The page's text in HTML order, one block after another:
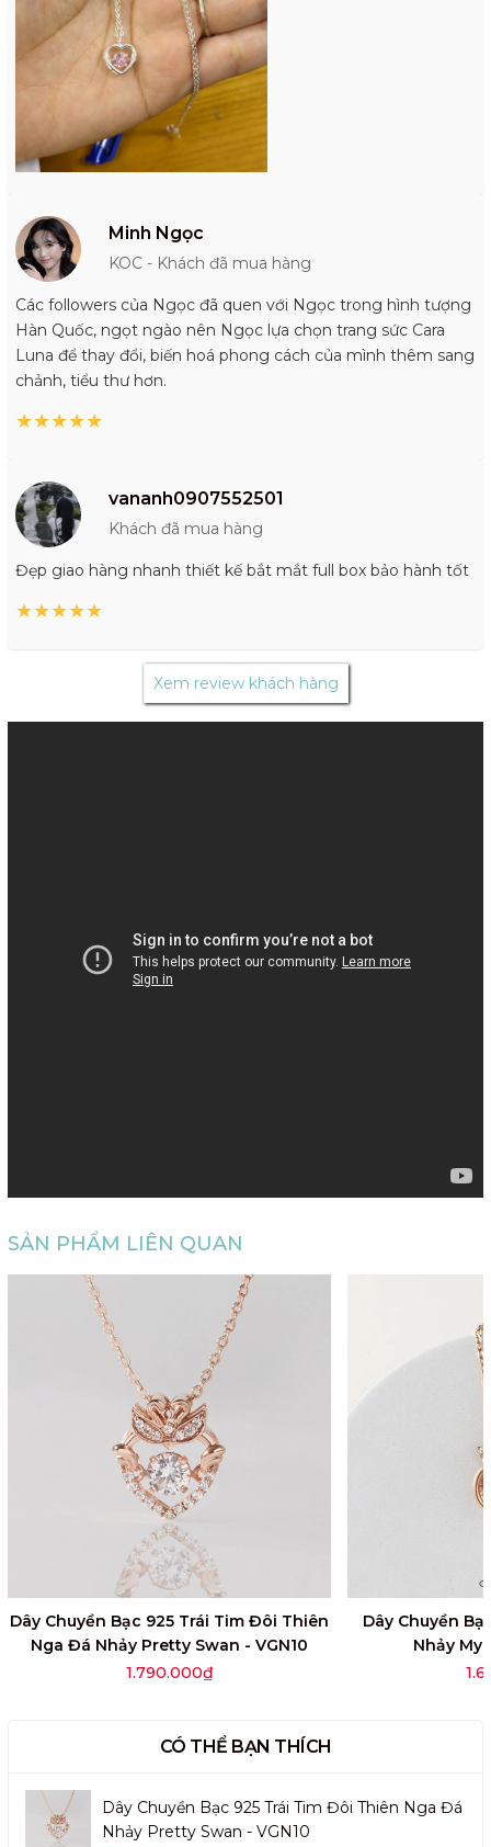
Minh Ngọc
KOC - Khách đã mua hàng
Các followers của Ngọc đã quen với Ngọc trong hình tượng
Hàn Quốc, ngọt ngào nên Ngọc lựa chọn trang sức Cara
Luna để thay đổi, biến hoá phong cách của mình thêm sang
chảnh, tiểu thư hơn.
★★★★★
vananh0907552501
Khách đã mua hàng
Đẹp giao hàng nhanh thiết kế bắt mắt full box bảo hành tốt
★★★★★
Xem review khách hàng
SẢN PHẨM LIÊN QUAN
Dây Chuyền Bạc 925 Trái Tim Đôi Thiên
Nga Đá Nhảy Pretty Swan - VGN10
1.790.000₫
Dây Chuyền
Nhảy My
CÓ THỂ BẠN THÍCH
Dây Chuyền Bạc 925 Trái Tim Đôi Thiên Nga Đá
Nhảy Pretty Swan - VGN10